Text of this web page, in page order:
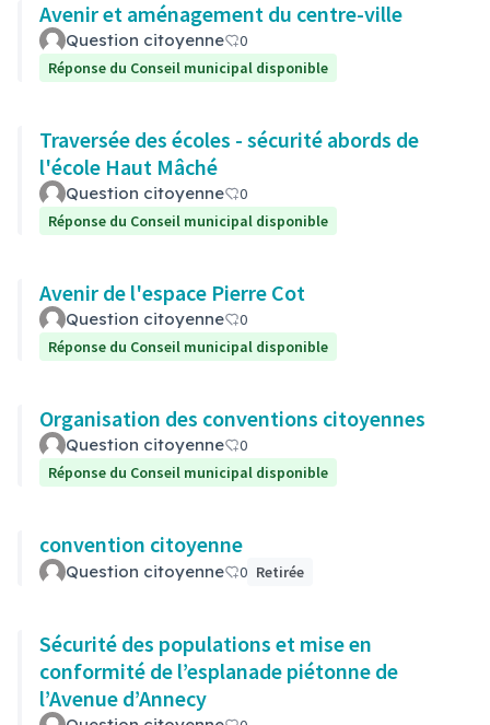
Avenir et aménagement du centre-ville
Question citoyenne
0
Réponse du Conseil municipal disponible
Traversée des écoles - sécurité abords de
l'école Haut Mâché
Question citoyenne
0
Réponse du Conseil municipal disponible
Avenir de l'espace Pierre Cot
Question citoyenne
0
Réponse du Conseil municipal disponible
Organisation des conventions citoyennes
Question citoyenne
0
Réponse du Conseil municipal disponible
convention citoyenne
Question citoyenne 0 Retirée
Sécurité des populations et mise en
conformité de l’esplanade piétonne de
l’Avenue d’Annecy